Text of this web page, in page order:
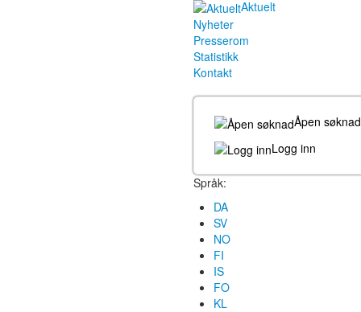
Aktuelt
Nyheter
Presserom
Statistikk
Kontakt
Åpen søknad
Logg inn
Språk:
DA
SV
NO
FI
IS
FO
KL